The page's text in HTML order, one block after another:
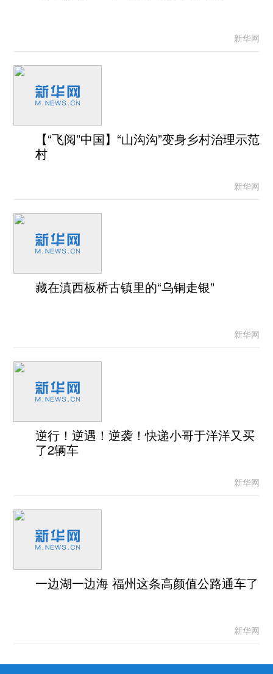
新华网
【“飞阅”中国】“山沟沟”变身乡村治理示范
村
新华网
藏在滇西板桥古镇里的“乌铜走银”
新华网
逆行！逆遇！逆袭！快递小哥于洋洋又买
了2辆车
新华网
一边湖一边海 福州这条高颜值公路通车了
新华网